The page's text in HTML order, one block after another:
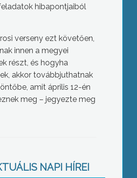
hibapontjaiból
verseny ezt követően,
innen a megyei
részt, és hogyha
akkor továbbjuthatnak
amit április 12-én
meg – jegyezte meg
NAPI HÍREI